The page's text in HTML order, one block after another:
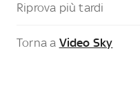
Riprova più tardi
Torna a Video Sky